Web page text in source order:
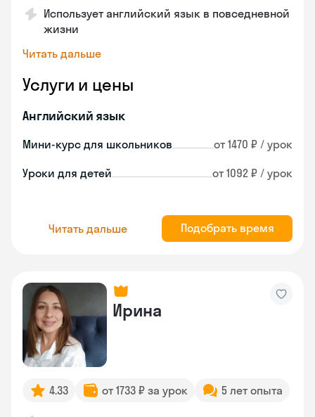
Использует английский язык в повседневной
жизни
Читать дальше
Услуги и цены
Английский язык
Мини-курс для школьников от 1470 ₽ / урок
Уроки для детей от 1092 ₽ / урок
Читать дальше Подобрать время
Ирина
4.33 от 1733 ₽ за урок 5 лет опыта